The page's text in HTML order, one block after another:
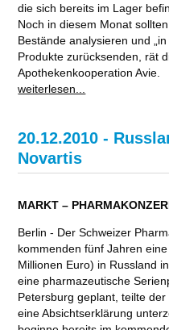
die sich bereits im Lager
Noch in diesem Monat
Bestände analysieren und
Produkte zurücksenden, rät
Apothekenkooperation Avie.
weiterlesen...
20.12.2010 -
Novartis
MARKT –
Berlin - Der Schweizer
kommenden fünf Jahren
Millionen Euro) in Russland
eine pharmazeutische
Petersburg geplant, teilte
eine Absichtserklärung